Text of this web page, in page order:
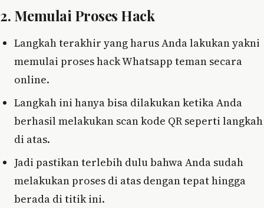
2. Memulai Proses Hack
Langkah terakhir yang harus Anda lakukan yakni
memulai proses hack Whatsapp teman secara
online.
Langkah ini hanya bisa dilakukan ketika Anda
berhasil melakukan scan kode QR seperti langkah
di atas.
Jadi pastikan terlebih dulu bahwa Anda sudah
melakukan proses di atas dengan tepat hingga
berada di titik ini.